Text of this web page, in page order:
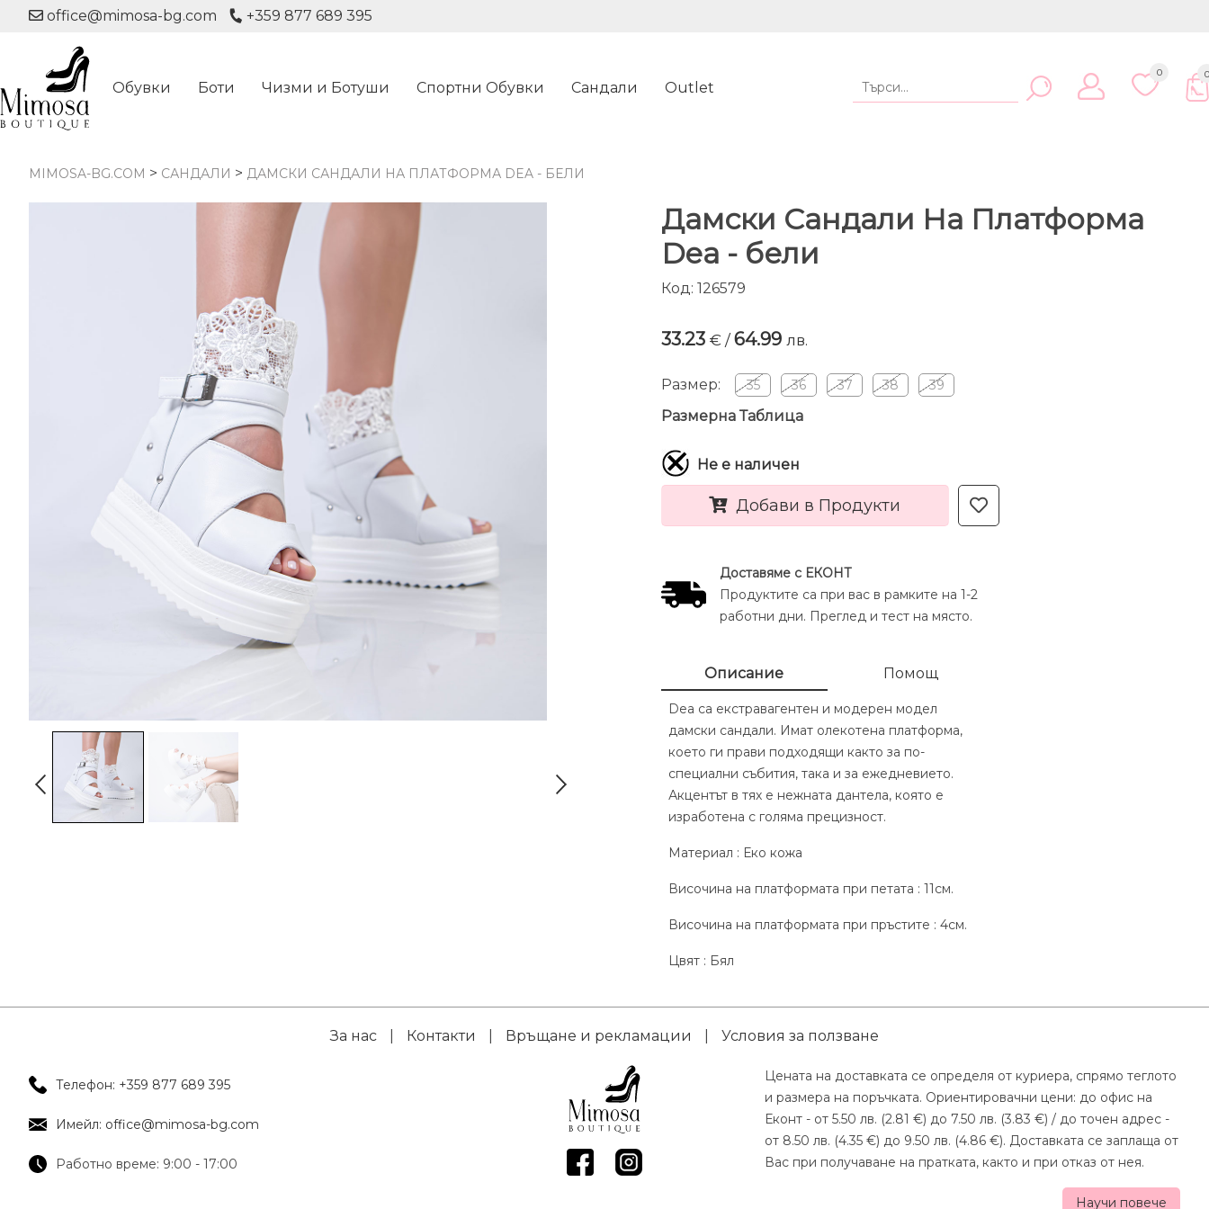
office@mimosa-bg.com +359 877 689 395
Обувки Боти Чизми и Ботуши Спортни Обувки Сандали Outlet
0
0
MIMOSA-BG.COM > САНДАЛИ > ДАМСКИ САНДАЛИ НА ПЛАТФОРМА DEA - БЕЛИ
Дамски Сандали На Платформа
Dea - бели
Код: 126579
33.23 € / 64.99 лв.
Размер: 35 36 37 38 39
Размерна Таблица
Не е наличен
Добави в Продукти
Доставяме с ЕКОНТ
Продуктите са при вас в рамките на 1-2
работни дни. Преглед и тест на място.
Описание Помощ
Dea са екстравагентен и модерен модел
дамски сандали. Имат олекотена платформа,
което ги прави подходящи както за по-
специални събития, така и за ежедневието.
Акцентът в тях е нежната дантела, която е
изработена с голяма прецизност.
Материал : Еко кожа
Височина на платформата при петата : 11см.
Височина на платформата при пръстите : 4см.
Цвят : Бял
За нас Контакти Връщане и рекламации Условия за ползване
Телефон: +359 877 689 395
Имейл: office@mimosa-bg.com
Работно време: 9:00 - 17:00
Цената на доставката се определя от куриера, спрямо теглото
и размера на поръчката. Ориентировачни цени: до офис на
Еконт - от 5.50 лв. (2.81 €) до 7.50 лв. (3.83 €) / до точен адрес -
от 8.50 лв. (4.35 €) до 9.50 лв. (4.86 €). Доставката се заплаща от
Вас при получаване на пратката, както и при отказ от нея.
Научи повече